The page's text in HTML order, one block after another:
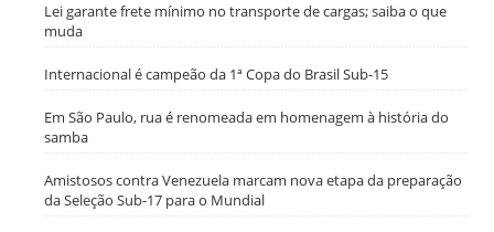
Lei garante frete mínimo no transporte de cargas; saiba o que
muda
Internacional é campeão da 1ª Copa do Brasil Sub-15
Em São Paulo, rua é renomeada em homenagem à história do
samba
Amistosos contra Venezuela marcam nova etapa da preparação
da Seleção Sub-17 para o Mundial